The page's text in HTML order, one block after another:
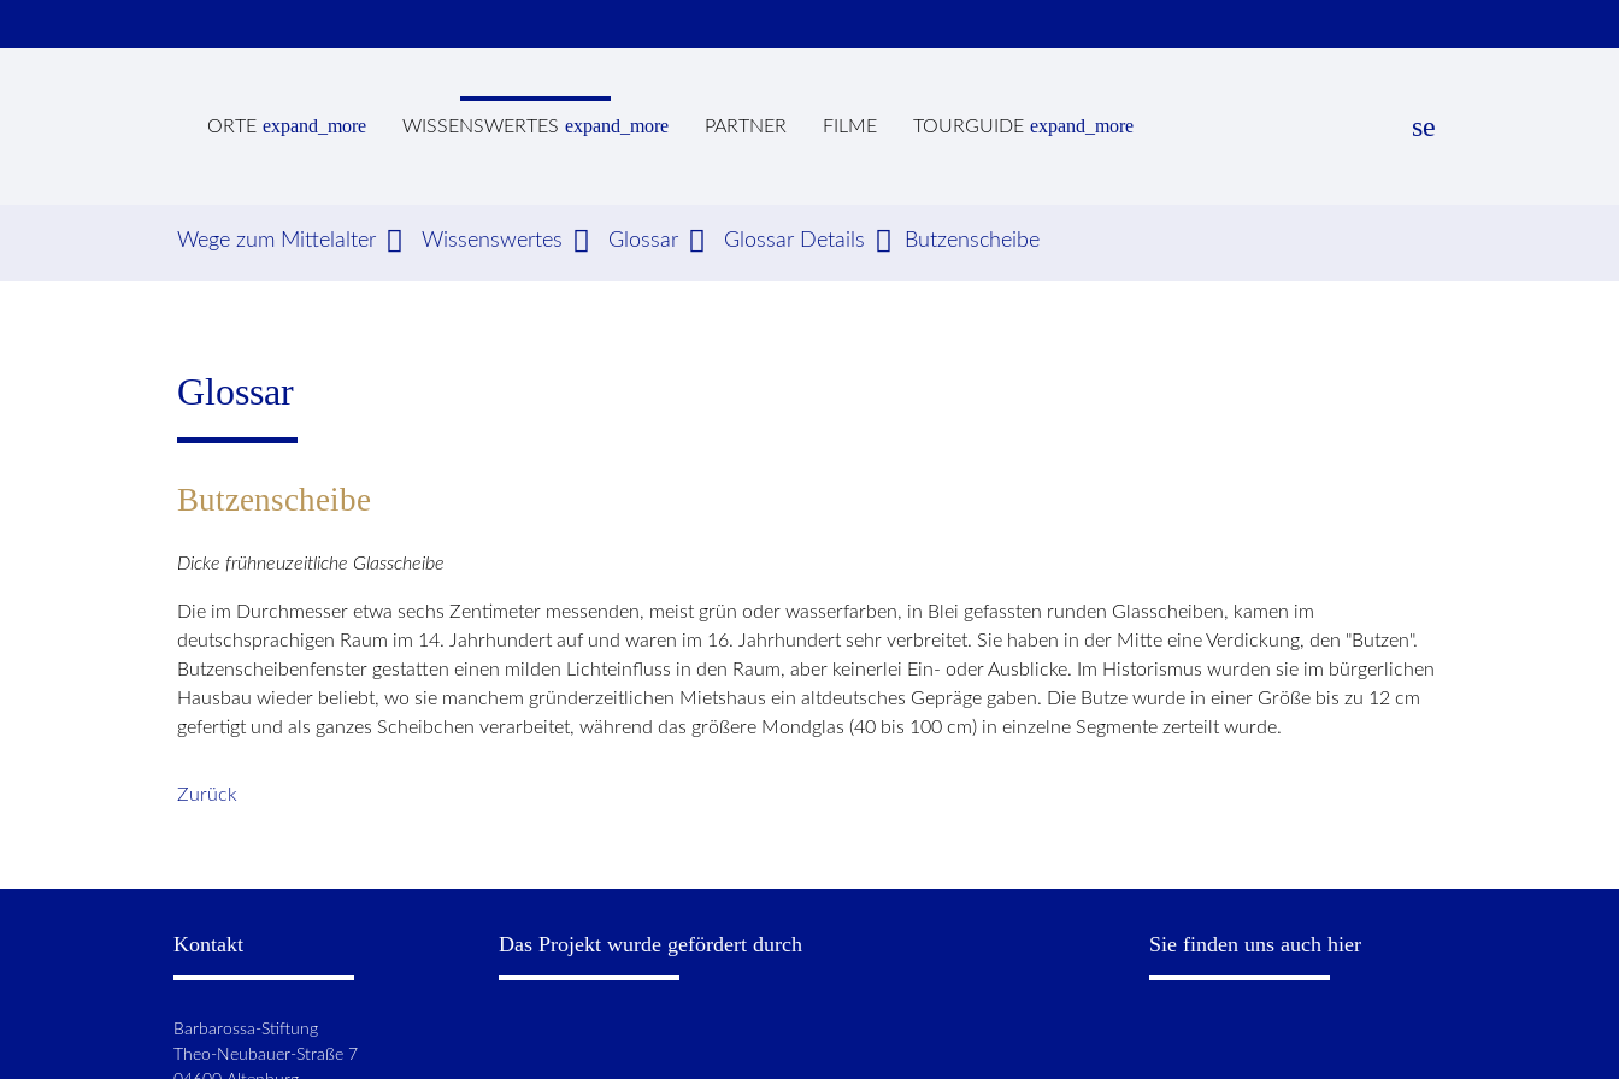
ORTE expand_more WISSENSWERTES expand_more PARTNER FILME TOURGUIDE expand_more search
Wege zum Mittelalter Wissenswertes Glossar Glossar Details Butzenscheibe
Glossar
Butzenscheibe
Dicke frühneuzeitliche Glasscheibe
Die im Durchmesser etwa sechs Zentimeter messenden, meist grün oder wasserfarben, in Blei gefassten runden Glasscheiben, kamen im
deutschsprachigen Raum im 14. Jahrhundert auf und waren im 16. Jahrhundert sehr verbreitet. Sie haben in der Mitte eine Verdickung, den "Butzen".
Butzenscheibenfenster gestatten einen milden Lichteinfluss in den Raum, aber keinerlei Ein- oder Ausblicke. Im Historismus wurden sie im bürgerlichen
Hausbau wieder beliebt, wo sie manchem gründerzeitlichen Mietshaus ein altdeutsches Gepräge gaben. Die Butze wurde in einer Größe bis zu 12 cm
gefertigt und als ganzes Scheibchen verarbeitet, während das größere Mondglas (40 bis 100 cm) in einzelne Segmente zerteilt wurde.
Zurück
Kontakt
Barbarossa-Stiftung
Theo-Neubauer-Straße 7
Das Projekt wurde gefördert durch Sie finden uns auch hier